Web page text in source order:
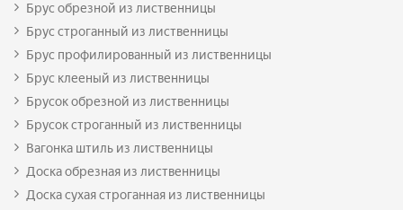
Брус обрезной из лиственницы
Брус строганный из лиственницы
Брус профилированный из лиственницы
Брус клееный из лиственницы
Брусок обрезной из лиственницы
Брусок строганный из лиственницы
Вагонка штиль из лиственницы
Доска обрезная из лиственницы
Доска сухая строганная из лиственницы